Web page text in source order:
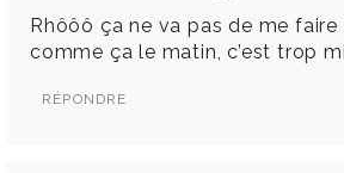
Rhôôô ça ne va pas de me faire
comme ça le matin, c’est trop
RÉPONDRE